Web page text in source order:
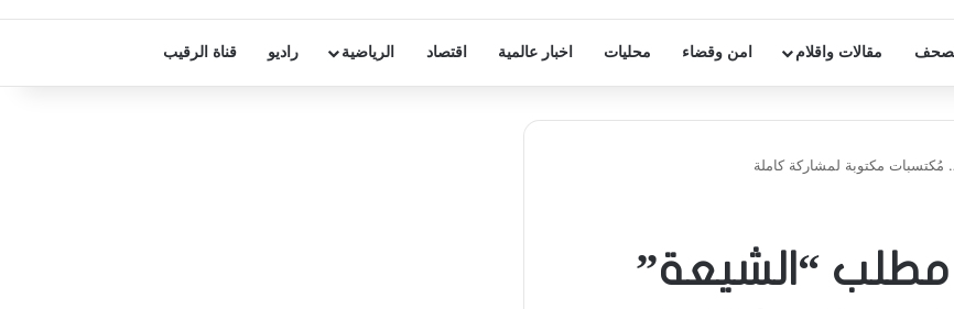
مقالات واقلام امن وقضاء محليات اخبار عالمية اقتصاد الرياضية راديو قناة الرقيب
مكتوبة لمشاركة كاملة
مطلب “الشيعة”